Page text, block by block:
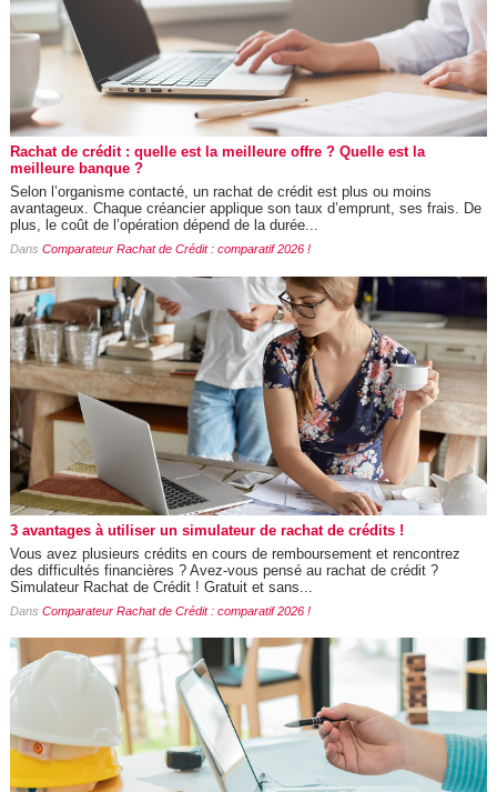
Rachat de crédit : quelle est la meilleure offre ? Quelle est la
meilleure banque ?
Selon l’organisme contacté, un rachat de crédit est plus ou moins
avantageux. Chaque créancier applique son taux d’emprunt, ses frais. De
plus, le coût de l’opération dépend de la durée...
Dans Comparateur Rachat de Crédit : comparatif 2026 !
3 avantages à utiliser un simulateur de rachat de crédits !
Vous avez plusieurs crédits en cours de remboursement et rencontrez
des difficultés financières ? Avez-vous pensé au rachat de crédit ?
Simulateur Rachat de Crédit ! Gratuit et sans...
Dans Comparateur Rachat de Crédit : comparatif 2026 !